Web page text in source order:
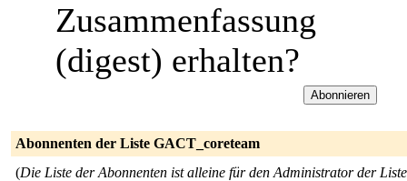
Zusammenfassung
(digest) erhalten?
Abonnenten der Liste GACT_coreteam
(Die Liste der Abonnenten ist alleine für den Administrator der